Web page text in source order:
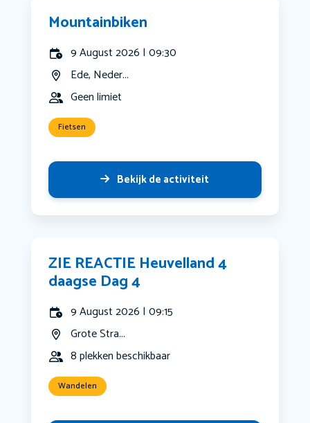
Mountainbiken
9 August 2026 | 09:30
Ede, Neder...
Geen limiet
Fietsen
Bekijk de activiteit
ZIE REACTIE Heuvelland 4
daagse Dag 4
9 August 2026 | 09:15
Grote Stra...
8 plekken beschikbaar
Wandelen